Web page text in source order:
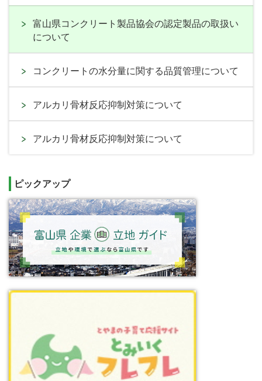
富山県コンクリート製品協会の認定製品の取扱い
について
コンクリートの水分量に関する品質管理について
アルカリ骨材反応抑制対策について
アルカリ骨材反応抑制対策について
ピックアップ